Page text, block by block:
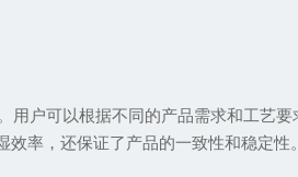
户可以根据不同的产品需求和工艺
率，还保证了产品的一致性和稳定性。